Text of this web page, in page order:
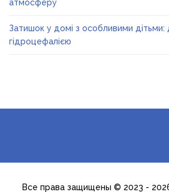
атмосферу
Затишок у домі з особливими дітьми:
гідроцефалією
Все права защищены © 2023 -